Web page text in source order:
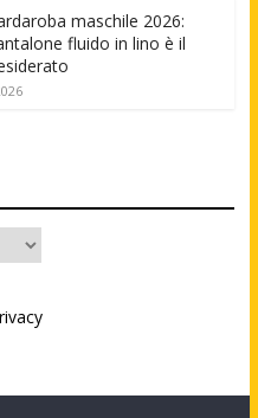
maschile 2026:
fluido in lino è il